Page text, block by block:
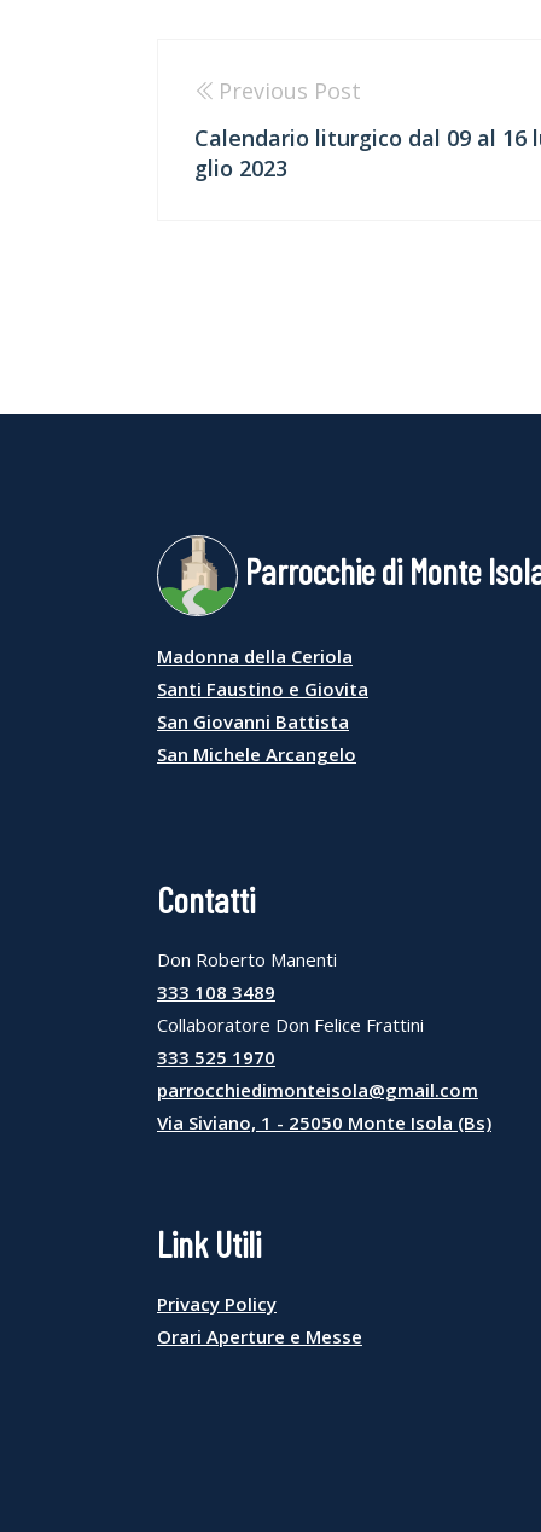
Previous Post
Calendario liturgico dal 09 al 16
glio 2023
Parrocchie di Monte
Madonna della Ceriola
Santi Faustino e Giovita
San Giovanni Battista
San Michele Arcangelo
Contatti
Don Roberto Manenti
333 108 3489
Collaboratore Don Felice Frattini
333 525 1970
parrocchiedimonteisola@gmail.com
Via Siviano, 1 - 25050 Monte Isola (Bs)
Link Utili
Privacy Policy
Orari Aperture e Messe